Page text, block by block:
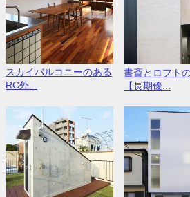
スカイバルコニーのある
RC外...
書斎とロフト
【長期優...